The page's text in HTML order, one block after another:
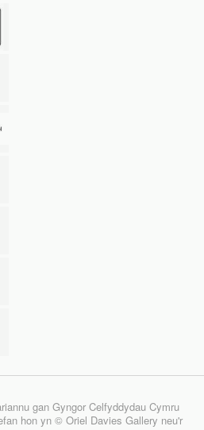
gan Gyngor Celfyddydau Cymru
hon yn © Oriel Davies Gallery neu'r